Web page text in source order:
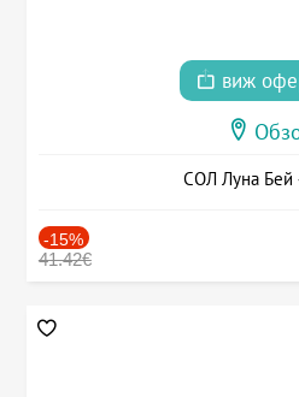
виж
СОЛ Луна Бей
-15%
41.42€